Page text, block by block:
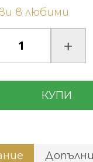
в любими
КУПИ